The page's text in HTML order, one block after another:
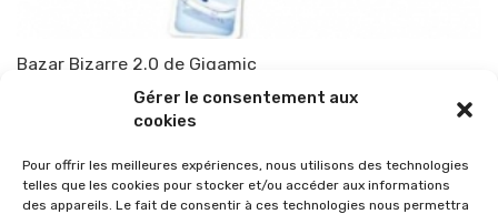
Gérer le consentement aux
cookies
Pour offrir les meilleures expériences, nous utilisons des technologies
telles que les cookies pour stocker et/ou accéder aux informations
des appareils. Le fait de consentir à ces technologies nous permettra
Bazar Bizarre 2.0 de Gigamic
TOP-PARENTS 21 novembre 2013